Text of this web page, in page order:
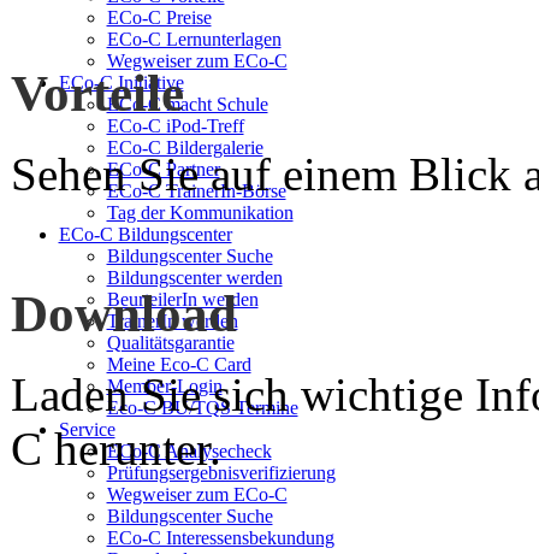
ECo-C Preise
ECo-C Lernunterlagen
Wegweiser zum ECo-C
ECo-C Initiative
ECo-C macht Schule
ECo-C iPod-Treff
ECo-C Bildergalerie
ECo-C Partner
ECo-C TrainerIn-Börse
Tag der Kommunikation
ECo-C Bildungscenter
Bildungscenter Suche
Bildungscenter werden
BeurteilerIn werden
TrainerIn werden
Qualitätsgarantie
Meine Eco-C Card
Member-Login
Eco-C BU/TQS Termine
Service
ECo-C Analysecheck
Prüfungsergebnisverifizierung
Wegweiser zum ECo-C
Bildungscenter Suche
ECo-C Interessensbekundung
Vorteile
Sehen Sie auf einem Blick
Download
Laden Sie sich wichtige
C herunter.